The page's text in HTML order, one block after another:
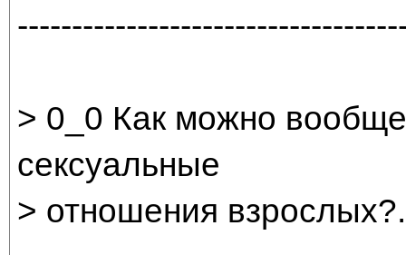
> 0_0 Как можно
сексуальные
> отношения